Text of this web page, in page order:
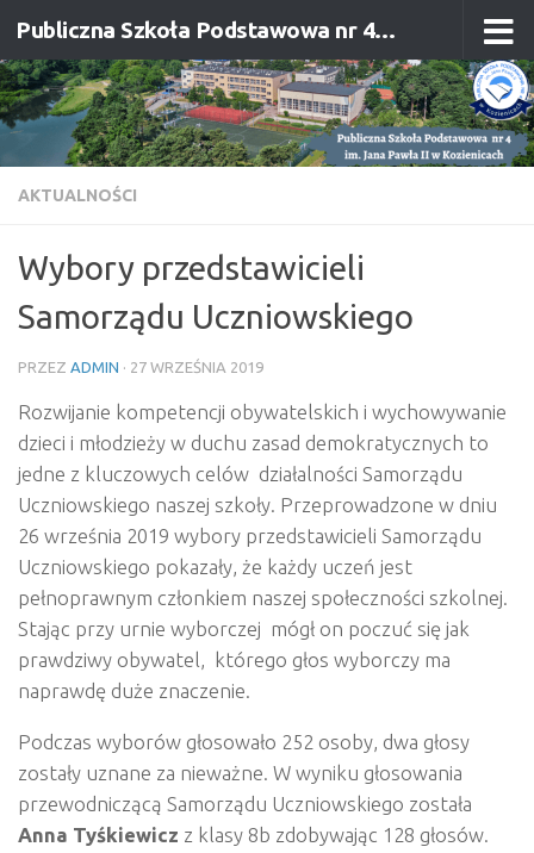
Przejdź do treści Publiczna Szkoła Podstawowa nr 4 im. Jana Pawła II w Kozienicach
AKTUALNOŚCI
Wybory przedstawicieli
Samorządu Uczniowskiego
PRZEZ ADMIN · 27 WRZEŚNIA 2019
Rozwijanie kompetencji obywatelskich i wychowywanie
dzieci i młodzieży w duchu zasad demokratycznych to
jedne z kluczowych celów działalności Samorządu
Uczniowskiego naszej szkoły. Przeprowadzone w dniu
26 września 2019 wybory przedstawicieli Samorządu
Uczniowskiego pokazały, że każdy uczeń jest
pełnoprawnym członkiem naszej społeczności szkolnej.
Stając przy urnie wyborczej mógł on poczuć się jak
prawdziwy obywatel, którego głos wyborczy ma
naprawdę duże znaczenie.
Podczas wyborów głosowało 252 osoby, dwa głosy
zostały uznane za nieważne. W wyniku głosowania
przewodniczącą Samorządu Uczniowskiego została
Anna Tyśkiewicz z klasy 8b zdobywając 128 głosów.